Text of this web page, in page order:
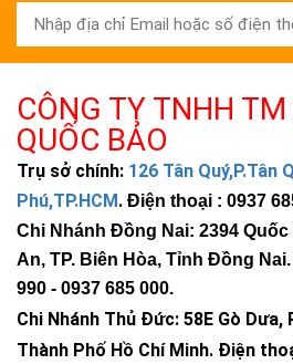
CÔNG TY TNHH
QUỐC BẢO
Trụ sở chính: 126 Tân Quý,P.Tân
Phú,TP.HCM. Điện thoại : 0937
Chi Nhánh Đồng Nai: 2394
An, TP. Biên Hòa, Tỉnh Đồng
990 - 0937 685 000.
Chi Nhánh Thủ Đức: 58E Gò Dưa,
Thành Phố Hồ Chí Minh. Điện